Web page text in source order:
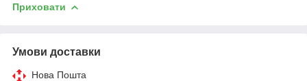
Приховати
Умови доставки
Нова Пошта